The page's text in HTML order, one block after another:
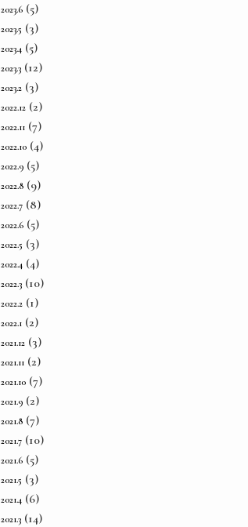
2023.6 (5)
2023.5 (3)
2023.4 (5)
2023.3 (12)
2023.2 (3)
2022.12 (2)
2022.11 (7)
2022.10 (4)
2022.9 (5)
2022.8 (9)
2022.7 (8)
2022.6 (5)
2022.5 (3)
2022.4 (4)
2022.3 (10)
2022.2 (1)
2022.1 (2)
2021.12 (3)
2021.11 (2)
2021.10 (7)
2021.9 (2)
2021.8 (7)
2021.7 (10)
2021.6 (5)
2021.5 (3)
2021.4 (6)
2021.3 (14)